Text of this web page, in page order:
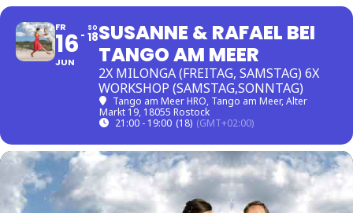
FR
16
JUN
SO
18SUSANNE & RAFAEL BEI
TANGO AM MEER
2X MILONGA (FREITAG, SAMSTAG) 6X
WORKSHOP (SAMSTAG,SONNTAG)
Tango am Meer HRO, Tango am Meer, Alter
Markt 19, 18055 Rostock
21:00 - 19:00 (18) (GMT+02:00)